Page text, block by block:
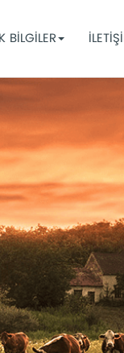
BİLGİLER